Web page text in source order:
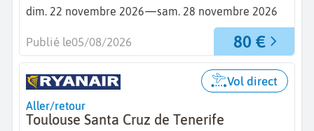
dim. 22 novembre 2026—sam. 28 novembre 2026
80 €
Publié le05/08/2026
Aller/retour
Toulouse Santa Cruz de Tenerife
Vol direct